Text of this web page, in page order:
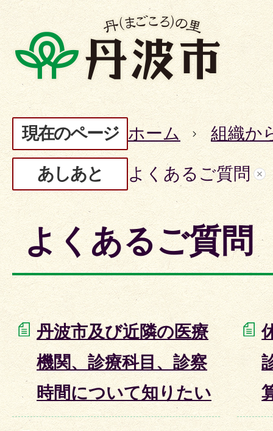
現在のページ ホーム 組織か
あしあと よくあるご質問
よくあるご質問
丹波市及び近隣の医療
機関、診療科目、診察
時間について知りたい